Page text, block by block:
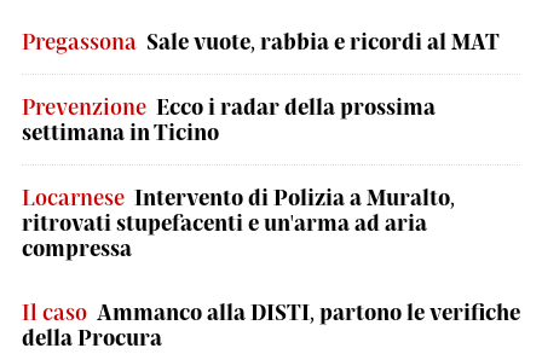
Pregassona Sale vuote, rabbia e ricordi al MAT
Prevenzione Ecco i radar della prossima
settimana in Ticino
Locarnese Intervento di Polizia a Muralto,
ritrovati stupefacenti e un'arma ad aria
compressa
Il caso Ammanco alla DISTI, partono le verifiche
della Procura